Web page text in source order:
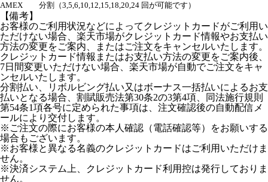
AMEX
分割（3,5,6,10,12,15,18,20,24 回が可能です）
【備考】
お客様のご利用状況などによってクレジットカードがご利用い
ただけない場合、楽天市場がクレジットカード情報やお支払い
方法の変更をご案内、またはご注文をキャンセルいたします。
クレジットカード情報またはお支払い方法の変更をご案内後、
7日間変更いただけない場合、楽天市場が自動でご注文をキャ
ンセルいたします。
分割払い、リボルビング払い又はボーナス一括払いによるお支
払いとなる場合、割賦販売法第30条2の3第4項、同法施行規則
第54条1項各号に定められた事項は、注文確認後の自動配信メ
ールにより交付します。
※ご注文の際にお客様の本人確認（電話確認等）をお願いする
場合もございます。
※お客様と異なる名義のクレジットカードはご利用いただけま
せん。
※決済システム上、クレジットカード利用控は発行しておりま
せん。